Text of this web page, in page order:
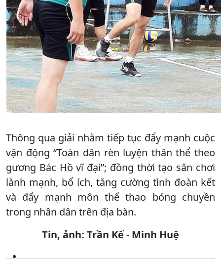
Thông qua giải nhằm tiếp tục đẩy mạnh cuộc
vận động “Toàn dân rèn luyện thân thể theo
gương Bác Hồ vĩ đại”; đồng thời tạo sân chơi
lành mạnh, bổ ích, tăng cường tình đoàn kết
và đẩy mạnh môn thể thao bóng chuyền
trong nhân dân trên địa bàn.
Tin, ảnh: Trần Kế - Minh Huệ